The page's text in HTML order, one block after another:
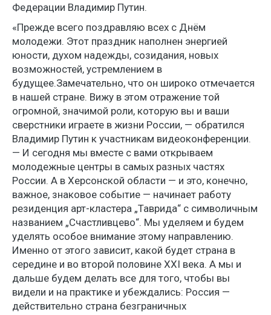
Федерации Владимир Путин.
«Прежде всего поздравляю всех с Днём
молодежи. Этот праздник наполнен энергией
юности, духом надежды, созидания, новых
возможностей, устремлением в
будущее.Замечательно, что он широко отмечается
в нашей стране. Вижу в этом отражение той
огромной, значимой роли, которую вы и ваши
сверстники играете в жизни России, — обратился
Владимир Путин к участникам видеоконференции.
— И сегодня мы вместе с вами открываем
молодежные центры в самых разных частях
России. А в Херсонской области — и это, конечно,
важное, знаковое событие — начинает работу
резиденция арт-кластера „Таврида“ с символичным
названием „Счастливцево“. Мы уделяем и будем
уделять особое внимание этому направлению.
Именно от этого зависит, какой будет страна в
середине и во второй половине XXI века. А мы и
дальше будем делать все для того, чтобы вы
видели и на практике и убеждались: Россия —
действительно страна безграничных